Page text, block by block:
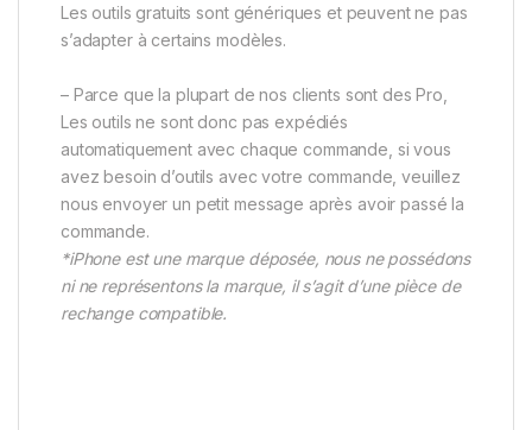
Les outils gratuits sont génériques et peuvent ne pas
s’adapter à certains modèles.
– Parce que la plupart de nos clients sont des Pro,
Les outils ne sont donc pas expédiés
automatiquement avec chaque commande, si vous
avez besoin d’outils avec votre commande, veuillez
nous envoyer un petit message après avoir passé la
commande.
*iPhone est une marque déposée, nous ne possédons
ni ne représentons la marque, il s’agit d’une pièce de
rechange compatible.